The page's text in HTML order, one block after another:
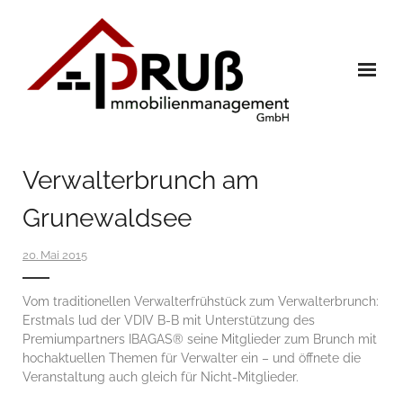
Immobilien
Leistungen
Referenzen
- Verwaltung
- Verkauf
Team
Verwalterbrunch am
Grunewaldsee
20. Mai 2015
Vom traditionellen Verwalterfrühstück zum Verwalterbrunch:
Erstmals lud der VDIV B-B mit Unterstützung des
Premiumpartners IBAGAS® seine Mitglieder zum Brunch mit
hochaktuellen Themen für Verwalter ein – und öffnete die
Veranstaltung auch gleich für Nicht-Mitglieder.